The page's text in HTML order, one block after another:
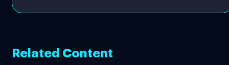
Related Content